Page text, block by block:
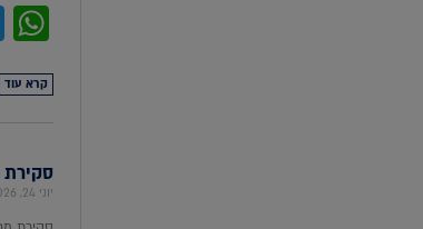
קרא עוד
סקירת
יוני 24, 2026